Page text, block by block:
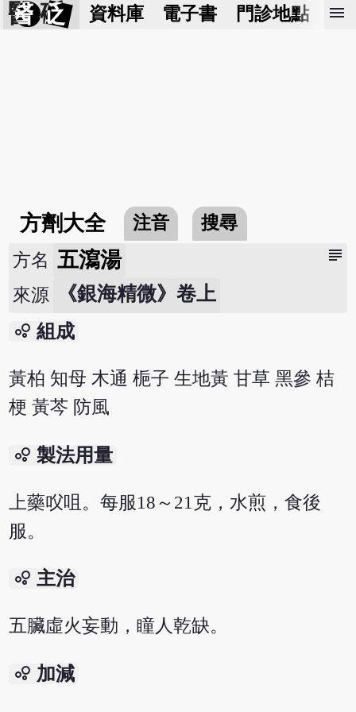
醫 砭 資料庫 電子書 門診地點 預
menu
方劑大全 注音 搜尋
subject
方名 五瀉湯
來源 《銀海精微》卷上
bubble_chart 組成
黃柏 知母 木通 梔子 生地黃 甘草 黑參 桔
梗 黃芩 防風
bubble_chart 製法用量
上藥㕮咀。每服18～21克，水煎，食後
服。
bubble_chart 主治
五臟虛火妄動，瞳人乾缺。
bubble_chart 加減